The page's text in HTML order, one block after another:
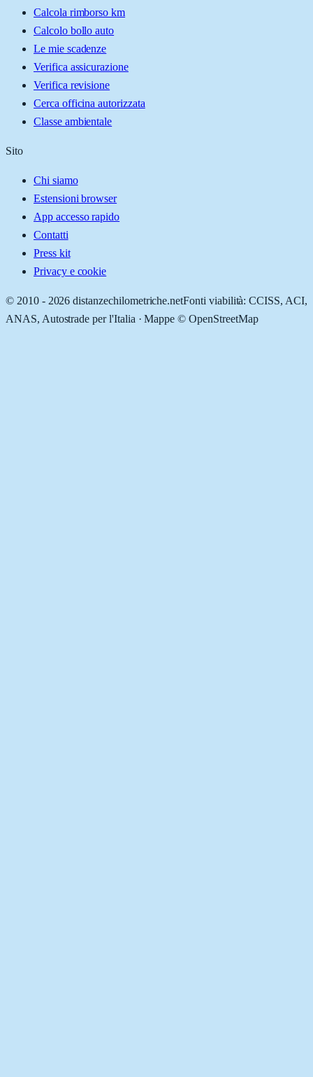
Calcola rimborso km
Calcolo bollo auto
Le mie scadenze
Verifica assicurazione
Verifica revisione
Cerca officina autorizzata
Classe ambientale
Sito
Chi siamo
Estensioni browser
App accesso rapido
Contatti
Press kit
Privacy e cookie
© 2010 - 2026 distanzechilometriche.netFonti viabilità: CCISS, ACI,
ANAS, Autostrade per l'Italia · Mappe © OpenStreetMap